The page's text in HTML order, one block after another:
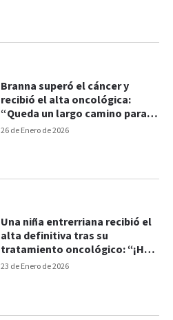
26 de Enero de 2026
Branna superó el cáncer y
recibió el alta oncológica:
“Queda un largo camino para
su rehabilitación”
23 de Enero de 2026
Una niña entrerriana recibió el
alta definitiva tras su
tratamiento oncológico: “¡Hoy
comienza una nueva etapa!”